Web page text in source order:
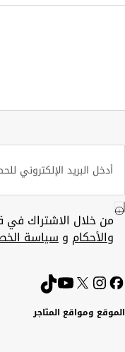
من خلال الاشتراك في
والأحكام وسياسة
الموقع ومواقع المتاجر